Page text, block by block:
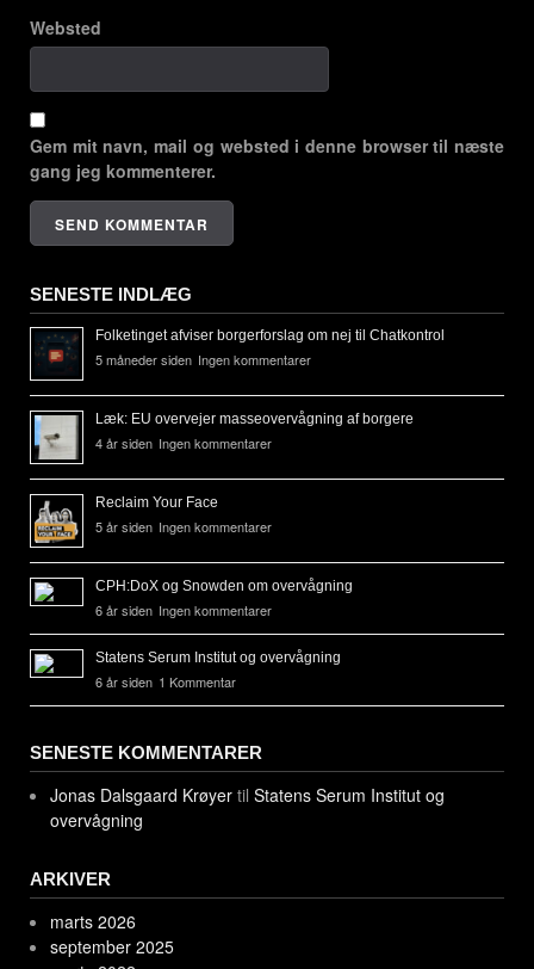
Websted
Gem mit navn, mail og websted i denne browser til næste
gang jeg kommenterer.
SENESTE INDLÆG
Folketinget afviser borgerforslag om nej til Chatkontrol
5 måneder siden Ingen kommentarer
Læk: EU overvejer masseovervågning af borgere
4 år siden Ingen kommentarer
Reclaim Your Face
5 år siden Ingen kommentarer
CPH:DoX og Snowden om overvågning
6 år siden Ingen kommentarer
Statens Serum Institut og overvågning
6 år siden 1 Kommentar
SENESTE KOMMENTARER
Jonas Dalsgaard Krøyertil Statens Serum Institut og
overvågning
ARKIVER
marts 2026
september 2025